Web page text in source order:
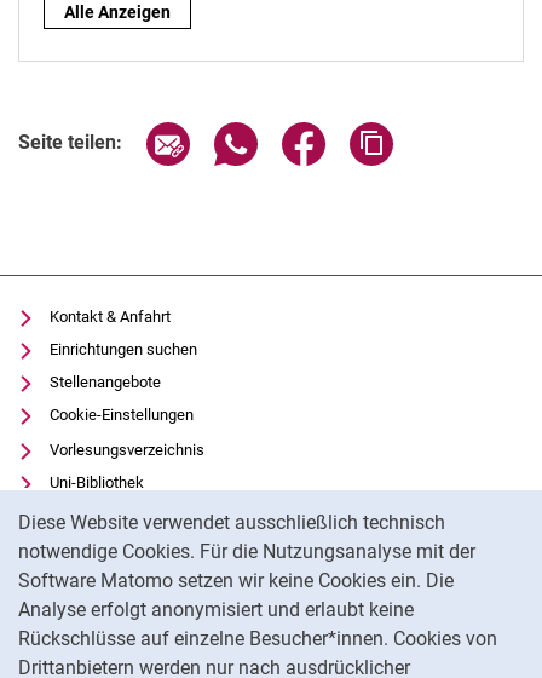
Diese Website verwendet ausschließlich technisch
notwendige Cookies. Für die Nutzungsanalyse mit der
Software Matomo setzen wir keine Cookies ein. Die
Analyse erfolgt anonymisiert und erlaubt keine
Rückschlüsse auf einzelne Besucher*innen. Cookies von
Drittanbietern werden nur nach ausdrücklicher
Nach Rolle:
Alle Anzeigen
Seite teilen: Seite über E-Mail teilen
Seite über WhatsApp teilen
Seite über Facebook
Kontakt & Anfahrt
Einrichtungen suchen
Stellenangebote
Cookie-Einstellungen
Vorlesungsverzeichnis
Uni-Bibliothek
Moodle
Panopto
Datenschutz
Barrierefreiheit
Transparenter KI-Einsatz